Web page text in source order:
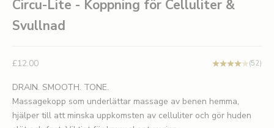
Circu-Lite - Koppning för Celluliter &
Svullnad
REA-pris
£12.00 (52)
DRAIN. SMOOTH. TONE.
Massagekopp som underlättar massage av benen hemma,
hjälper till att minska uppkomsten av celluliter och gör huden